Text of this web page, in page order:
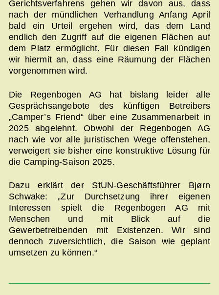
Gerichtsverfahrens gehen wir davon aus, dass
nach der mündlichen Verhandlung Anfang April
bald ein Urteil ergehen wird, das dem Land
endlich den Zugriff auf die eigenen Flächen auf
dem Platz ermöglicht. Für diesen Fall kündigen
wir hiermit an, dass eine Räumung der Flächen
vorgenommen wird.
Die Regenbogen AG hat bislang leider alle
Gesprächsangebote des künftigen Betreibers
„Camper’s Friend“ über eine Zusammenarbeit in
2025 abgelehnt. Obwohl der Regenbogen AG
nach wie vor alle juristischen Wege offenstehen,
verweigert sie bisher eine konstruktive Lösung für
die Camping-Saison 2025.
Dazu erklärt der StUN-Geschäftsführer Bjørn
Schwake: „Zur Durchsetzung ihrer eigenen
Interessen spielt die Regenbogen AG mit
Menschen und mit Blick auf die
Gewerbetreibenden mit Existenzen. Wir sind
dennoch zuversichtlich, die Saison wie geplant
umsetzen zu können.“